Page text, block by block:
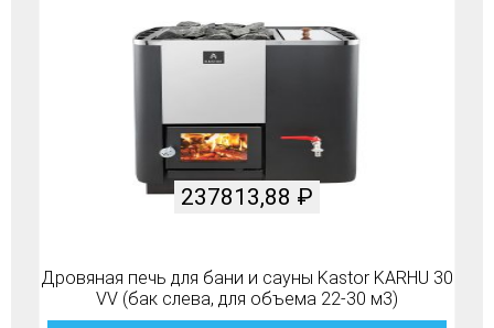
Дровяная печь для бани и сауны Kastor KARHU 30
VV (бак слева, для объема 22-30 м3)
237813,88 ₽